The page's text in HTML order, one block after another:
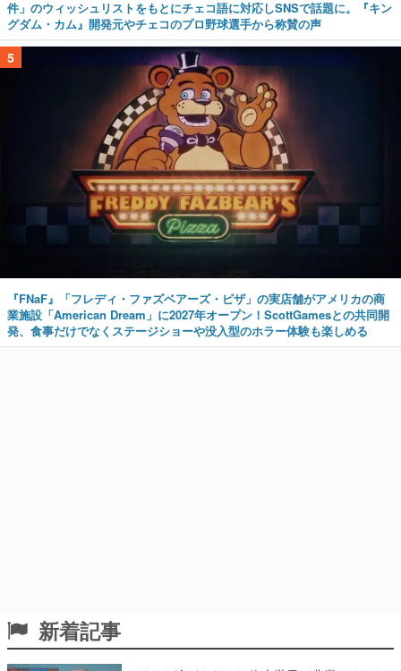
件」のウィッシュリストをもとにチェコ語に対応しSNSで話題に。『キン
グダム・カム』開発元やチェコのプロ野球選手から称賛の声
5
『FNaF』「フレディ・ファズベアーズ・ピザ」の実店舗がアメリカの商
業施設「American Dream」に2027年オープン！ScottGamesとの共同開
発、食事だけでなくステージショーや没入型のホラー体験も楽しめる
新着記事